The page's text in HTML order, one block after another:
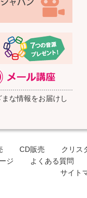
な情報をお届けし
CD販売 クリス
ジ よくある質問
サイト